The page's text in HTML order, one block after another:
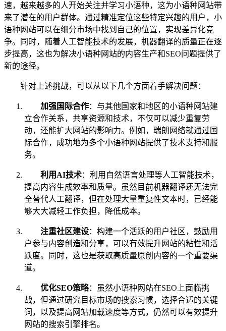
速，越来越多的人开始关注并学习小语种，这为小语种网站带
来了潜在的用户群体。通过精准定位这些特定兴趣的用户，小
语种网站可以在细分市场中找到自己的位置，实现差异化竞
争。同时，随着人工智能技术的发展，机器翻译的质量正在逐
步提高，这也为解决小语种网站的内容生产和SEO问题提供了
新的途径。
针对上述挑战，可以从以下几个方面着手解决问题：
加强国际合作：与其他国家和地区的小语种网站建
立合作关系，共享资源和技术，不仅可以减少重复劳
动，还能扩大网站的影响力。例如，瑞朗网络就通过国
际合作，成功地为多个小语种网站提供了技术支持和服
务。
利用AI技术：利用自然语言处理等人工智能技术，
提高内容生成效率和质量。虽然目前机器翻译还无法完
全替代人工翻译，但在处理大量重复性文本时，已经能
够大大减轻工作负担，降低成本。
注重社区建设：构建一个活跃的用户社区，鼓励用
户参与内容创造和分享，可以有效提升网站的粘性和活
跃度。同时，这也是获取高质量原创内容的一个重要渠
道。
优化SEO策略：虽然小语种网站在SEO上面临挑
战，但通过研究目标市场的搜索习惯，选择合适的关键
词，以及提高网站加载速度等方式，仍然可以有效提升
网站的搜索引擎排名。